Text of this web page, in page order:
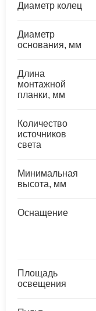
Диаметр колец
Диаметр
основания, мм
Длина
монтажной
планки, мм
Количество
источников
света
Минимальная
высота, мм
Оснащение
Площадь
освещения